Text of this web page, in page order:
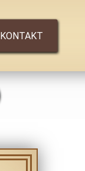
KONTAKT